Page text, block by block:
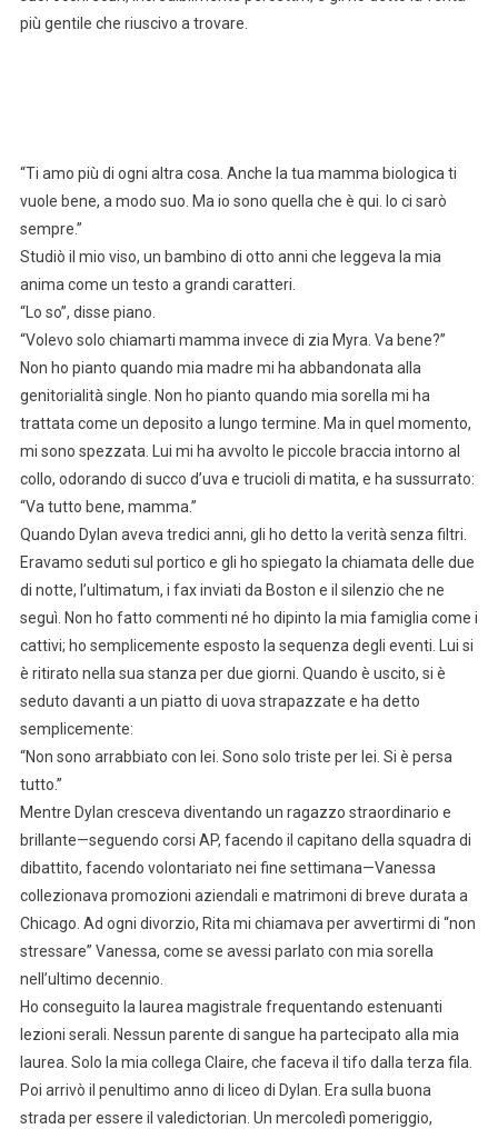
più gentile che riuscivo a trovare.
“Ti amo più di ogni altra cosa. Anche la tua mamma biologica ti
vuole bene, a modo suo. Ma io sono quella che è qui. Io ci sarò
sempre.”
Studiò il mio viso, un bambino di otto anni che leggeva la mia
anima come un testo a grandi caratteri.
“Lo so”, disse piano.
“Volevo solo chiamarti mamma invece di zia Myra. Va bene?”
Non ho pianto quando mia madre mi ha abbandonata alla
genitorialità single. Non ho pianto quando mia sorella mi ha
trattata come un deposito a lungo termine. Ma in quel momento,
mi sono spezzata. Lui mi ha avvolto le piccole braccia intorno al
collo, odorando di succo d’uva e trucioli di matita, e ha sussurrato:
“Va tutto bene, mamma.”
Quando Dylan aveva tredici anni, gli ho detto la verità senza filtri.
Eravamo seduti sul portico e gli ho spiegato la chiamata delle due
di notte, l’ultimatum, i fax inviati da Boston e il silenzio che ne
seguì. Non ho fatto commenti né ho dipinto la mia famiglia come i
cattivi; ho semplicemente esposto la sequenza degli eventi. Lui si
è ritirato nella sua stanza per due giorni. Quando è uscito, si è
seduto davanti a un piatto di uova strapazzate e ha detto
semplicemente:
“Non sono arrabbiato con lei. Sono solo triste per lei. Si è persa
tutto.”
Mentre Dylan cresceva diventando un ragazzo straordinario e
brillante—seguendo corsi AP, facendo il capitano della squadra di
dibattito, facendo volontariato nei fine settimana—Vanessa
collezionava promozioni aziendali e matrimoni di breve durata a
Chicago. Ad ogni divorzio, Rita mi chiamava per avvertirmi di “non
stressare” Vanessa, come se avessi parlato con mia sorella
nell’ultimo decennio.
Ho conseguito la laurea magistrale frequentando estenuanti
lezioni serali. Nessun parente di sangue ha partecipato alla mia
laurea. Solo la mia collega Claire, che faceva il tifo dalla terza fila.
Poi arrivò il penultimo anno di liceo di Dylan. Era sulla buona
strada per essere il valedictorian. Un mercoledì pomeriggio,